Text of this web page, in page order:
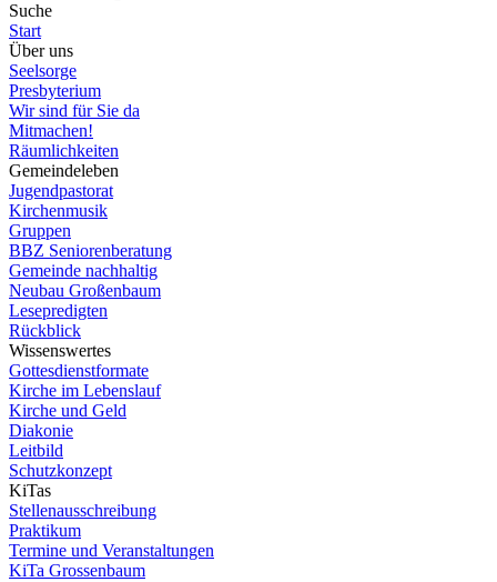
Suche
Start
Über uns
Seelsorge
Presbyterium
Wir sind für Sie da
Mitmachen!
Räumlichkeiten
Gemeindeleben
Jugendpastorat
Kirchenmusik
Gruppen
BBZ Seniorenberatung
Gemeinde nachhaltig
Neubau Großenbaum
Lesepredigten
Rückblick
Wissenswertes
Gottesdienstformate
Kirche im Lebenslauf
Kirche und Geld
Diakonie
Leitbild
Schutzkonzept
KiTas
Stellenausschreibung
Praktikum
Termine und Veranstaltungen
KiTa Grossenbaum